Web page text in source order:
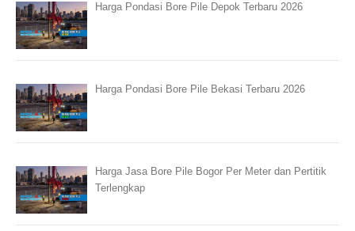
Harga Pondasi Bore Pile Depok Terbaru 2026
Harga Pondasi Bore Pile Bekasi Terbaru 2026
Harga Jasa Bore Pile Bogor Per Meter dan Pertitik
Terlengkap